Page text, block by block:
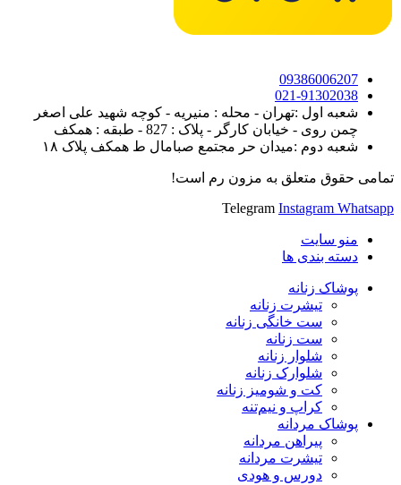
09386006207
021-91302038
شعبه اول :تهران - محله : منیریه - کوچه شهید علی اصغر
چمن روی - خیابان کارگر - پلاک : 827 - طبقه : همکف
شعبه دوم :میدان حر مجتمع صبامال ط همکف پلاک ۱۸
تمامی حقوق متعلق به مزون رم است!
Telegram Instagram Whatsapp
منو سایت
دسته بندی ها
پوشاک زنانه
تیشرت زنانه
ست خانگی زنانه
ست زنانه
شلوار زنانه
شلوارک زنانه
کت و شومیز زنانه
کراپ و نیم‌تنه
پوشاک مردانه
پیراهن مردانه
تیشرت مردانه
دورس و هودی